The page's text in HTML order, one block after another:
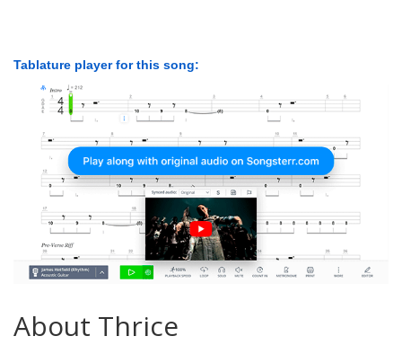
Tablature player for this song:
About Thrice